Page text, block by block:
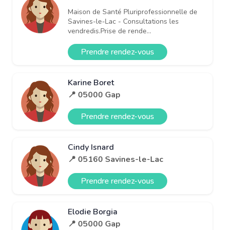
Maison de Santé Pluriprofessionnelle de
Savines-le-Lac - Consultations les
vendredis.Prise de rende...
Prendre rendez-vous
Karine Boret
📍 05000 Gap
Prendre rendez-vous
Cindy Isnard
📍 05160 Savines-le-Lac
Prendre rendez-vous
Elodie Borgia
📍 05000 Gap